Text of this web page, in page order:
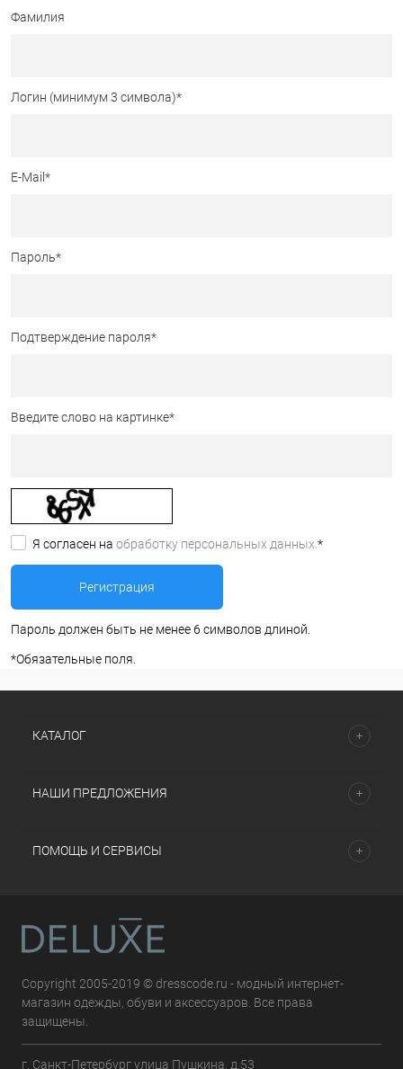
Фамилия
Логин (минимум 3 символа)*
E-Mail *
Пароль*
Подтверждение пароля*
Введите слово на картинке*
Я согласен на обработку персональных данных. *
Пароль должен быть не менее 6 символов длиной.
*Обязательные поля.
КАТАЛОГ
НАШИ ПРЕДЛОЖЕНИЯ
ПОМОЩЬ И СЕРВИСЫ
Copyright 2005-2019 © dresscode.ru - модный интернет-
магазин одежды, обуви и аксессуаров. Все права
защищены.
г. Санкт-Петербург улица Пушкина, д.53